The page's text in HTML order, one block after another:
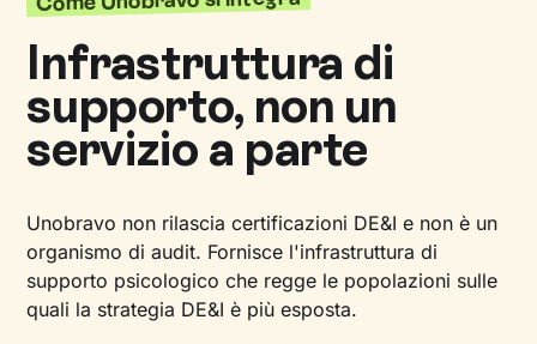
Infrastruttura di
supporto, non un
servizio a parte
Unobravo non rilascia certificazioni DE&I e non è un
organismo di audit. Fornisce l'infrastruttura di
supporto psicologico che regge le popolazioni sulle
quali la strategia DE&I è più esposta.